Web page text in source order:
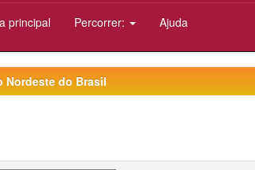
principal Percorrer: Ajuda
Nordeste do Brasil